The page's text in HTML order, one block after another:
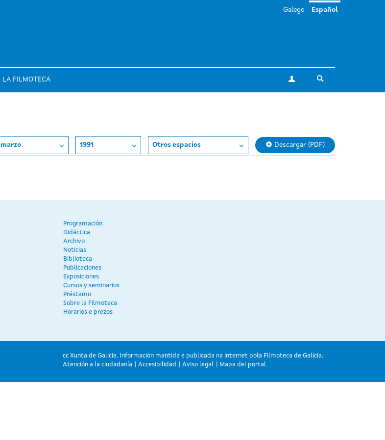
LA FILMOTECA Mi cuenta
Galego Español
marzo 1991 Otros espacios Descargar (PDF)
Programación
Didáctica
Archivo
Noticias
Biblioteca
Publicaciones
Exposiciones
Cursos y seminarios
Préstamo
Sobre la Filmoteca
Horarios e prezos
cc Xunta de Galicia. Información mantida e publicada na internet pola Filmoteca de Galicia.
Atención a la ciudadanía
Accesibilidad Aviso legal Mapa del portal